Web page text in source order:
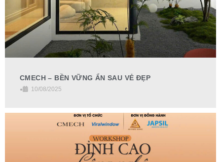
CMECH – BỀN VỮNG ẨN SAU VẺ ĐẸP
•
10/08/2025